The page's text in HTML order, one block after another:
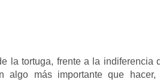
la tortuga, frente a la indiferencia
algo más importante que